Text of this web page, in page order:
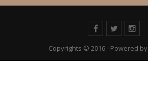
Copyrights © 2016 - Powered by